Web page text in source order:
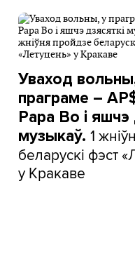
Уваход
праграме –
Papa Bo і яшчэ
музыкаў. 1
беларускі фэст
у Кракаве